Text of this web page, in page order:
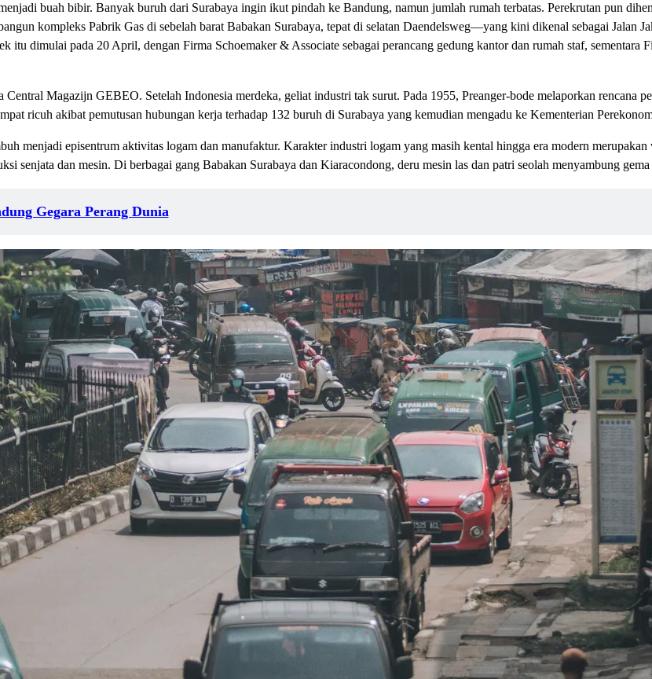
buah bibir. Banyak buruh dari Surabaya ingin ikut pindah ke Bandung, namun jumlah rumah terbatas. Perekrutan pun
kompleks Pabrik Gas di sebelah barat Babakan Surabaya, tepat di selatan Daendelsweg—yang kini dikenal sebagai Jalan
itu dimulai pada 20 April, dengan Firma Schoemaker & Associate sebagai perancang gedung kantor dan rumah staf, sementara
Magazijn GEBEO. Setelah Indonesia merdeka, geliat industri tak surut. Pada 1955, Preanger-bode melaporkan rencana
ricuh akibat pemutusan hubungan kerja terhadap 132 buruh di Surabaya yang kemudian mengadu ke Kementerian
menjadi episentrum aktivitas logam dan manufaktur. Karakter industri logam yang masih kental hingga era modern merupakan
senjata dan mesin. Di berbagai gang Babakan Surabaya dan Kiaracondong, deru mesin las dan patri seolah menyambung
Gegara Perang Dunia